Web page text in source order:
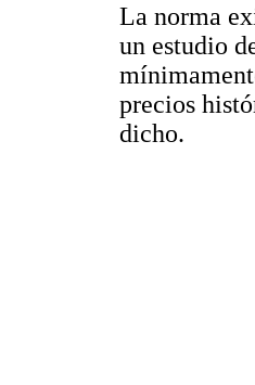
La norma
un estudio
precios
dicho.